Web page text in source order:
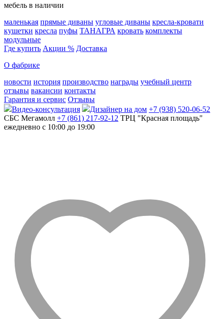
мебель в наличии
маленькая прямые диваны угловые диваны кресла-кровати
кушетки кресла пуфы ТАНАГРА кровать комплекты
модульные
Где купить Акции % Доставка
О фабрике
новости история производство награды учебный центр
отзывы вакансии контакты
Гарантия и сервис Отзывы
Видео-консультация
Дизайнер на дом +7 (938) 520-06-52
СБС Мегамолл +7 (861) 217-92-12 ТРЦ "Красная площадь"
ежедневно с 10:00 до 19:00